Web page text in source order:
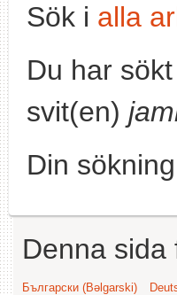
Sök i alla
Du har
svit(en)
Din
Denna sida
Български (Bəlgarski)